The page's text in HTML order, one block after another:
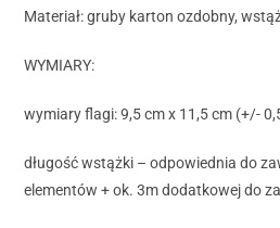
Materiał: gruby karton ozdobny,
WYMIARY:
wymiary flagi: 9,5 cm x 11,5 cm (+/-
długość wstążki – odpowiednia do
elementów + ok. 3m dodatkowej do